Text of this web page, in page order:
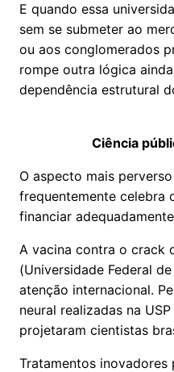
E quando essa
sem se submeter ao
ou aos conglomerados
rompe outra lógica
dependência estrutural
Ciência
O aspecto mais
frequentemente celebra
financiar
A vacina contra o crack
(Universidade Federal
atenção internacional.
neural realizadas na
projetaram cientistas
Tratamentos